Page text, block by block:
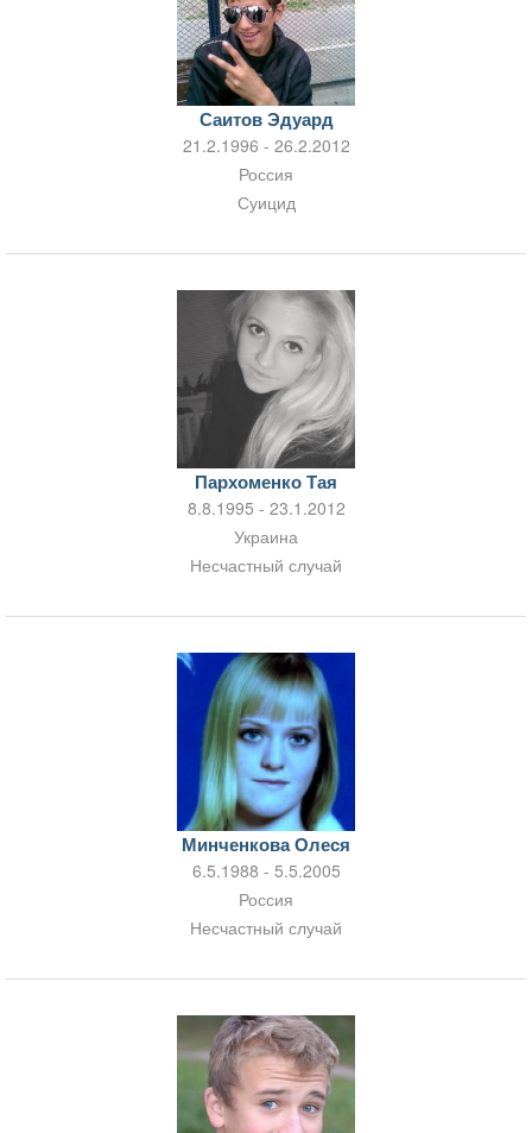
Саитов Эдуард
21.2.1996 - 26.2.2012
Россия
Суицид
Пархоменко Тая
8.8.1995 - 23.1.2012
Украина
Несчастный случай
Минченкова Олеся
6.5.1988 - 5.5.2005
Россия
Несчастный случай